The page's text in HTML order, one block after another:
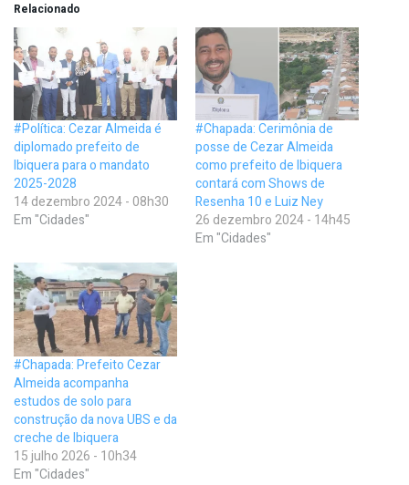
Relacionado
#Política: Cezar Almeida é
diplomado prefeito de
Ibiquera para o mandato
2025-2028
14 dezembro 2024 - 08h30
Em "Cidades"
#Chapada: Cerimônia de
posse de Cezar Almeida
como prefeito de Ibiquera
contará com Shows de
Resenha 10 e Luiz Ney
26 dezembro 2024 - 14h45
Em "Cidades"
#Chapada: Prefeito Cezar
Almeida acompanha
estudos de solo para
construção da nova UBS e da
creche de Ibiquera
15 julho 2026 - 10h34
Em "Cidades"